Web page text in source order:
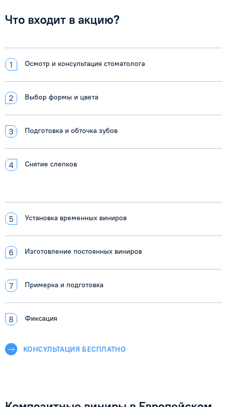
Что входит в акцию?
Осмотр и консультация стоматолога
Выбор формы и цвета
Подготовка и обточка зубов
Снятие слепков
Установка временных виниров
Изготовление постоянных виниров
Примерка и подготовка
Фиксация
КОНСУЛЬТАЦИЯ БЕСПЛАТНО